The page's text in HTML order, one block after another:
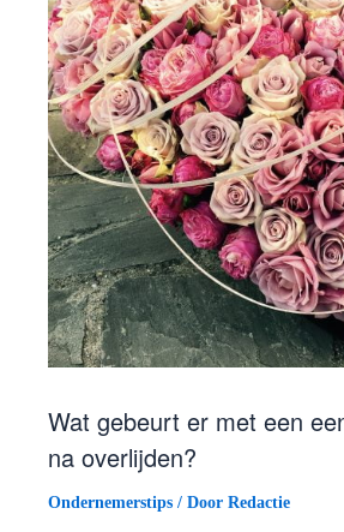
Wat gebeurt er met een
na overlijden?
Ondernemerstips / Door Redactie